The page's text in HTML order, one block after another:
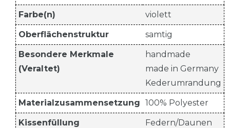
Farbe(n) violett
Oberflächenstruktur samtig
Besondere Merkmale
(Veraltet)
handmade
made in Germany
Kederumrandung
Materialzusammensetzung 100% Polyester
Kissenfüllung Federn/Daunen